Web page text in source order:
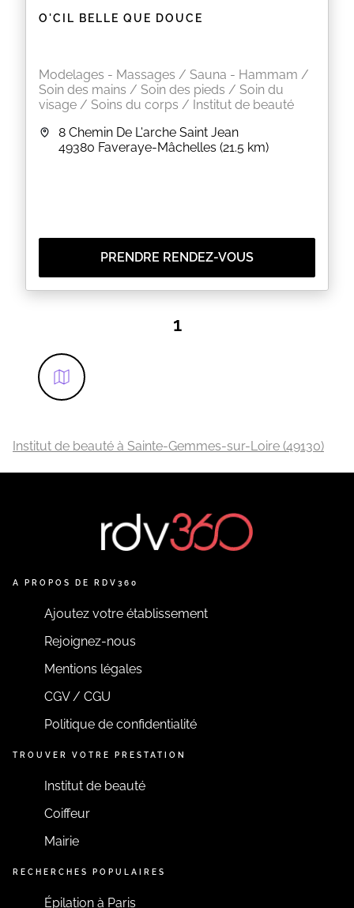
O'CIL BELLE QUE DOUCE
Modelages - Massages / Sauna - Hammam /
Soin des mains / Soin des pieds / Soin du
visage / Soins du corps / Institut de beauté
8 Chemin De L'arche Saint Jean
49380 Faveraye-Mâchelles (21.5 km)
PRENDRE RENDEZ-VOUS
1
Institut de beauté à Sainte-Gemmes-sur-Loire (49130)
A PROPOS DE RDV360
Ajoutez votre établissement
Rejoignez-nous
Mentions légales
CGV / CGU
Politique de confidentialité
TROUVER VOTRE PRESTATION
Institut de beauté
Coiffeur
Mairie
RECHERCHES POPULAIRES
Épilation à Paris